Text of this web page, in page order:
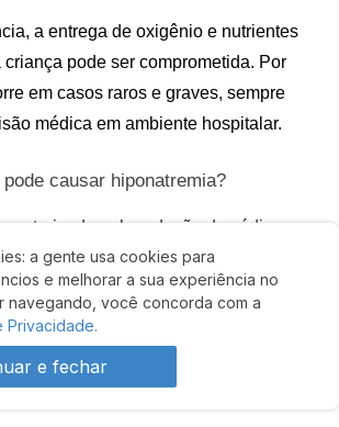
a entrega de oxigênio e nutrientes
pode ser comprometida. Por
em casos raros e graves, sempre
médica em ambiente hospitalar.
causar hiponatremia?
pela redução do sódio no
(hidroclorotiazida, clortalidona,
porque esses medicamentos
a gente usa cookies para
e melhorar a sua experiência no
navegando, você concorda com a
Privacidade.
Continuar e fechar